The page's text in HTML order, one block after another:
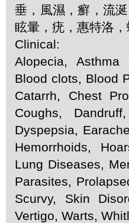
垂，風濕，癬，流
眩暈，疣，惠特洛，
Clinical:
Alopecia, Asthma
Blood clots, Blood
Catarrh, Chest
Coughs,
Dyspepsia,
Hemorrhoids,
Lung Diseases,
Parasites,
Scurvy, Skin
Vertigo, Warts,